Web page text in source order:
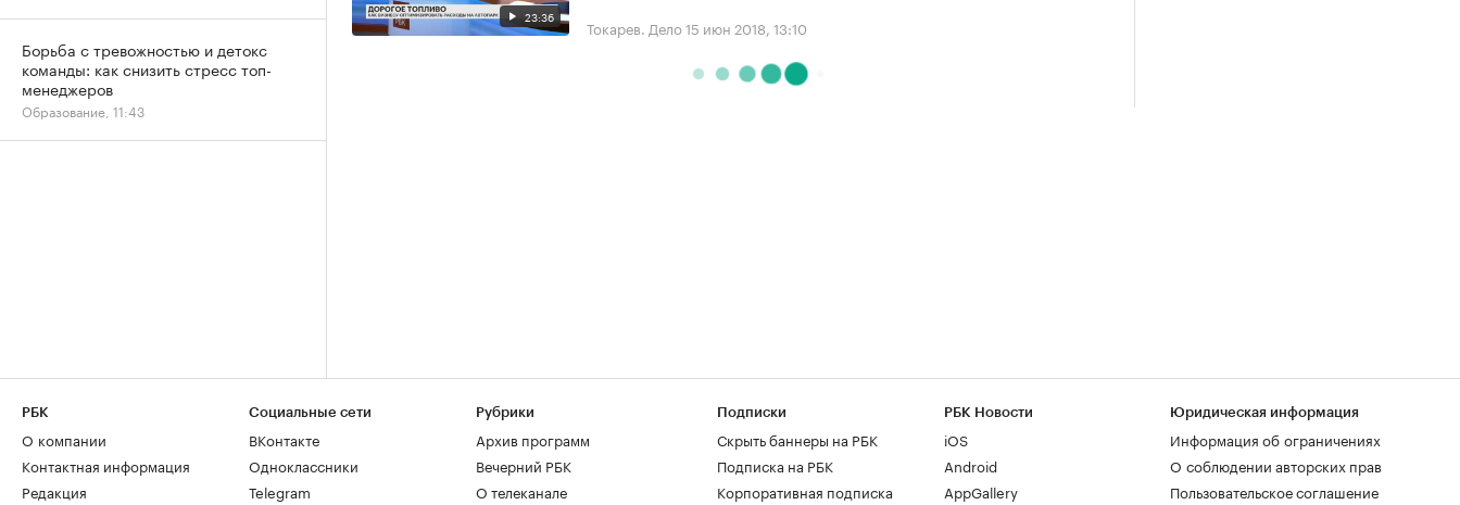
23:36 Токарев. Дело15 июн 2018, 13:10
Борьба с тревожностью и детокс
команды: как снизить стресс топ-
менеджеров
Образование, 11:43
РБК
О компании
Контактная информация
Редакция
Социальные сети
ВКонтакте
Одноклассники
Telegram
Рубрики
Архив программ
Вечерний РБК
О телеканале
Подписки
Скрыть баннеры на РБК
Подписка на РБК
Корпоративная подписка
РБК Новости
iOS
Android
AppGallery
Юридическая информация
Информация об ограничениях
О соблюдении авторских прав
Пользовательское соглашение